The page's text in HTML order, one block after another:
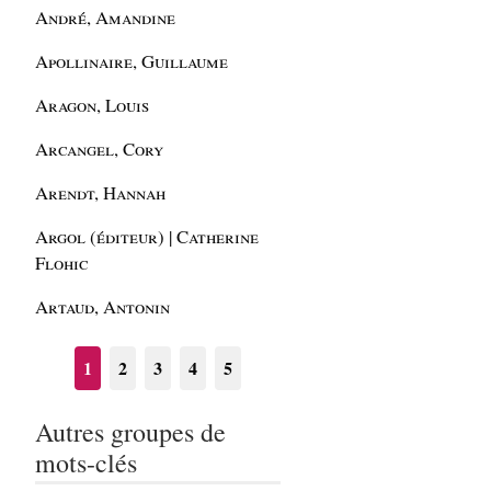
André, Amandine
Apollinaire, Guillaume
Aragon, Louis
Arcangel, Cory
Arendt, Hannah
Argol (éditeur) | Catherine
Flohic
Artaud, Antonin
1 2 3 4 5
Autres groupes de
mots-clés